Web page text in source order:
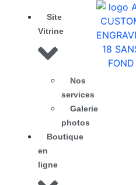
Site
Vitrine
Nos
services
Galerie
photos
Boutique
en
ligne